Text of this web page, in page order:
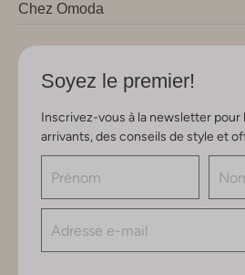
Chez Omoda
Soyez le premier!
Inscrivez-vous à la newsletter pour
arrivants, des conseils de style et